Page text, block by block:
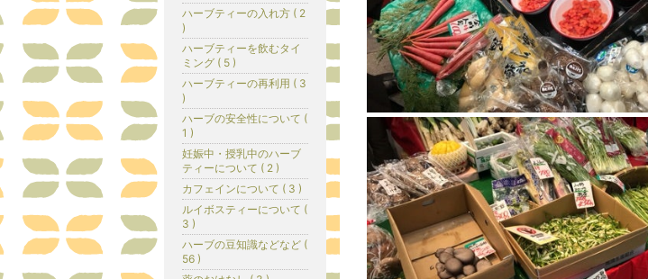
ハーブティーの入れ方 ( 2
)
ハーブティーを飲むタイ
ミング ( 5 )
ハーブティーの再利用 ( 3
)
ハーブの安全性について (
1 )
妊娠中・授乳中のハーブ
ティーについて ( 2 )
カフェインについて ( 3 )
ルイボスティーについて (
3 )
ハーブの豆知識などなど (
56 )